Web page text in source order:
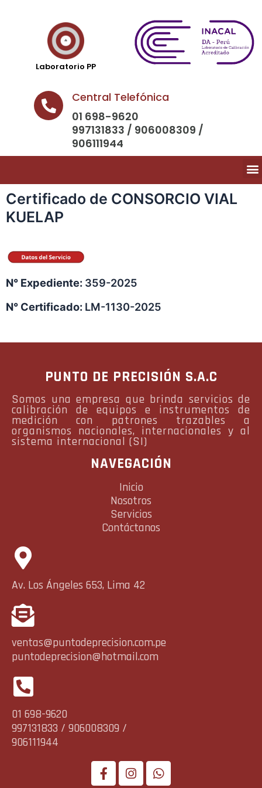
Laboratorio PP
Central Telefónica
01 698-9620
997131833 / 906008309 /
906111944
Certificado de CONSORCIO VIAL
KUELAP
N° Expediente: 359-2025
N° Certificado: LM-1130-2025
PUNTO DE PRECISIÓN S.A.C
Somos una empresa que brinda servicios de
calibración de equipos e instrumentos de
medición con patrones trazables a
organismos nacionales, internacionales y al
sistema internacional (SI)
NAVEGACIÓN
Inicio
Nosotros
Servicios
Contáctanos
Av. Los Ángeles 653, Lima 42
ventas@puntodeprecision.com.pe
puntodeprecision@hotmail.com
01 698-9620
997131833 / 906008309 /
906111944